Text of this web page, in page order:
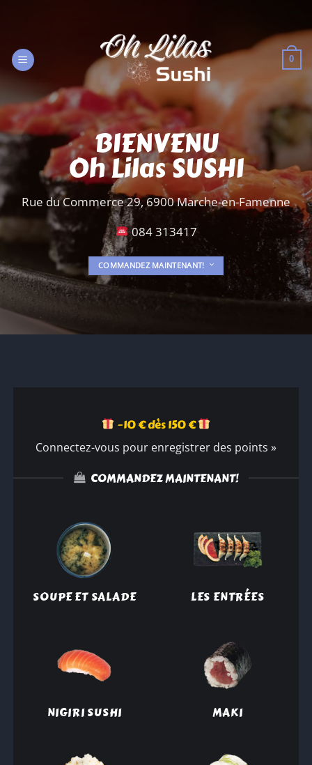
0
BIENVENU
Oh Lilas SUSHI
Rue du Commerce 29, 6900 Marche-en-Famenne
084 313417
COMMANDEZ MAINTENANT!
−10 € dès 150 €
Connectez-vous pour enregistrer des points »
COMMANDEZ MAINTENANT!
SOUPE ET SALADE LES ENTRÉES
NIGIRI SUSHI MAKI